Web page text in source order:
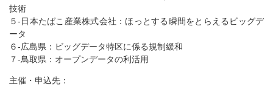
技術
５-日本たばこ産業株式会社：ほっとする瞬間をとらえるビッグデ
ータ
６-広島県：ビッグデータ特区に係る規制緩和
７-鳥取県：オープンデータの利活用
主催・申込先：